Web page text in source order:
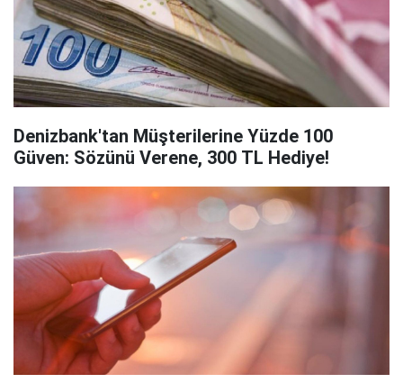
Denizbank'tan Müşterilerine Yüzde 100
Güven: Sözünü Verene, 300 TL Hediye!